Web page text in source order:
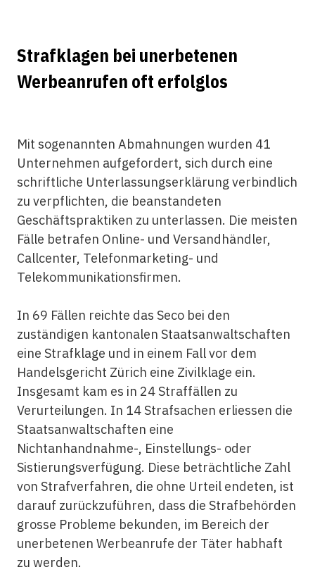
Strafklagen bei unerbetenen
Werbeanrufen oft erfolglos
Mit sogenannten Abmahnungen wurden 41
Unternehmen aufgefordert, sich durch eine
schriftliche Unterlassungserklärung verbindlich
zu verpflichten, die beanstandeten
Geschäftspraktiken zu unterlassen. Die meisten
Fälle betrafen Online- und Versandhändler,
Callcenter, Telefonmarketing- und
Telekommunikationsfirmen.
In 69 Fällen reichte das Seco bei den
zuständigen kantonalen Staatsanwaltschaften
eine Strafklage und in einem Fall vor dem
Handelsgericht Zürich eine Zivilklage ein.
Insgesamt kam es in 24 Straffällen zu
Verurteilungen. In 14 Strafsachen erliessen die
Staatsanwaltschaften eine
Nichtanhandnahme-, Einstellungs- oder
Sistierungsverfügung. Diese beträchtliche Zahl
von Strafverfahren, die ohne Urteil endeten, ist
darauf zurückzuführen, dass die Strafbehörden
grosse Probleme bekunden, im Bereich der
unerbetenen Werbeanrufe der Täter habhaft
zu werden.